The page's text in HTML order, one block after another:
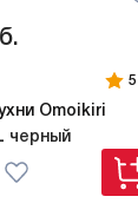
5
Omoikiri
черный